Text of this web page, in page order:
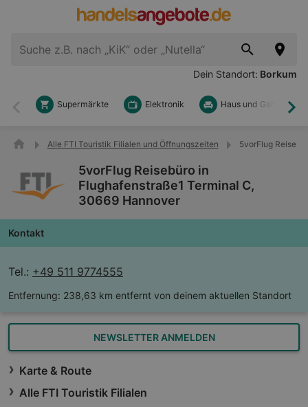
Dein Standort: Borkum
Zurück
Supermärkte Elektronik Haus und Garten
Alle FTI Touristik Filialen und Öffnungszeiten 5vorFlug
5vorFlug Reisebüro in
Flughafenstraße1 Terminal C,
30669 Hannover
Kontakt
Tel.: +49 511 9774555
Entfernung: 238,63 km entfernt von deinem aktuellen Standort
NEWSLETTER ANMELDEN
Karte & Route
Alle FTI Touristik Filialen